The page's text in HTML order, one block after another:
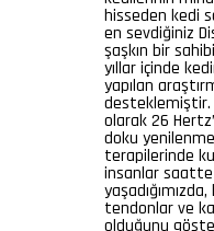
hisseden kedi
en sevdiğiniz
şaşkın bir
yıllar içinde
yapılan
desteklemiştir.
olarak 26
doku
terapilerinde
insanlar saatte
tendonlar ve
olduğunu